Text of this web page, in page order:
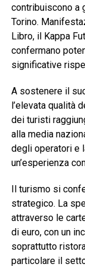
contribuiscono a
Torino.
Libro, il Kappa
confermano
significative
A sostenere il
l’elevata qualità
dei turisti
alla media
degli operatori e
un’esperienza
Il turismo si
strategico. La
attraverso le
di euro, con un
soprattutto
particolare il